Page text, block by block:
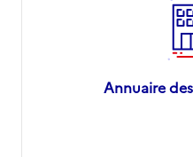
Annuaire